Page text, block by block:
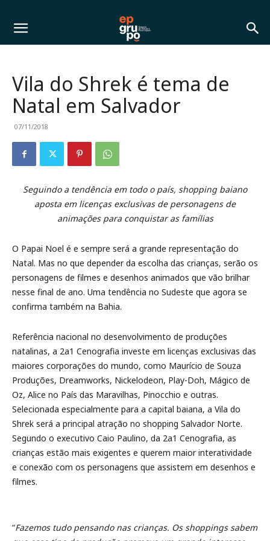
Vila do Shrek é tema de
Natal em Salvador
07/11/2018
Seguindo a tendência em todo o país, shopping baiano
aposta em licenças exclusivas de personagens de
animações para conquistar as famílias
O Papai Noel é e sempre será a grande representação do
Natal. Mas no que depender da escolha das crianças, serão os
personagens de filmes e desenhos animados que vão brilhar
nesse final de ano. Uma tendência no Sudeste que agora se
confirma também na Bahia.
Referência nacional no desenvolvimento de produções
natalinas, a 2a1 Cenografia investe em licenças exclusivas das
maiores corporações do mundo, como Maurício de Souza
Produções, Dreamworks, Nickelodeon, Play-Doh, Mágico de
Oz, Alice no País das Maravilhas, Pinocchio e outras.
Selecionada especialmente para a capital baiana, a Vila do
Shrek será a principal atração no shopping Salvador Norte.
Segundo o executivo Caio Paulino, da 2a1 Cenografia, as
crianças estão mais exigentes e querem maior interatividade
e conexão com os personagens que assistem em desenhos e
filmes.
“Fazemos tudo pensando nas crianças. Os shoppings sabem